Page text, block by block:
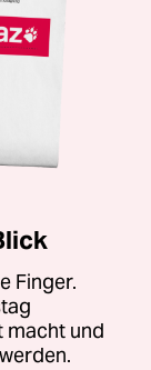
Finger.
macht und